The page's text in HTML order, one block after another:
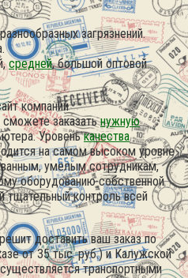
загрязнений.
средней, большой оптовой
компании
заказатьнужную
Уровенькачества
на самом высоком уровне
умелым сотрудникам,
оборудованию собственной
контроль всей
доставить ваш заказ по
от 35 тыс. руб.) и Калужской
транспортными